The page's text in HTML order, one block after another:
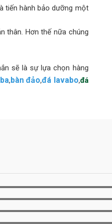
tiến hành bảo dưỡng một
thân. Hơn thế nữa chúng
sẽ là sự lựa chọn hàng
,bàn đảo,đá lavabo,đá
SGS và ISO.
EU,… VinaQuartz trọng
đang nỗ lực trở
hiện là đối tác chiến